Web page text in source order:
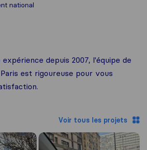
national
depuis 2007, l'équipe de
est rigoureuse pour vous
Voir tous les projets